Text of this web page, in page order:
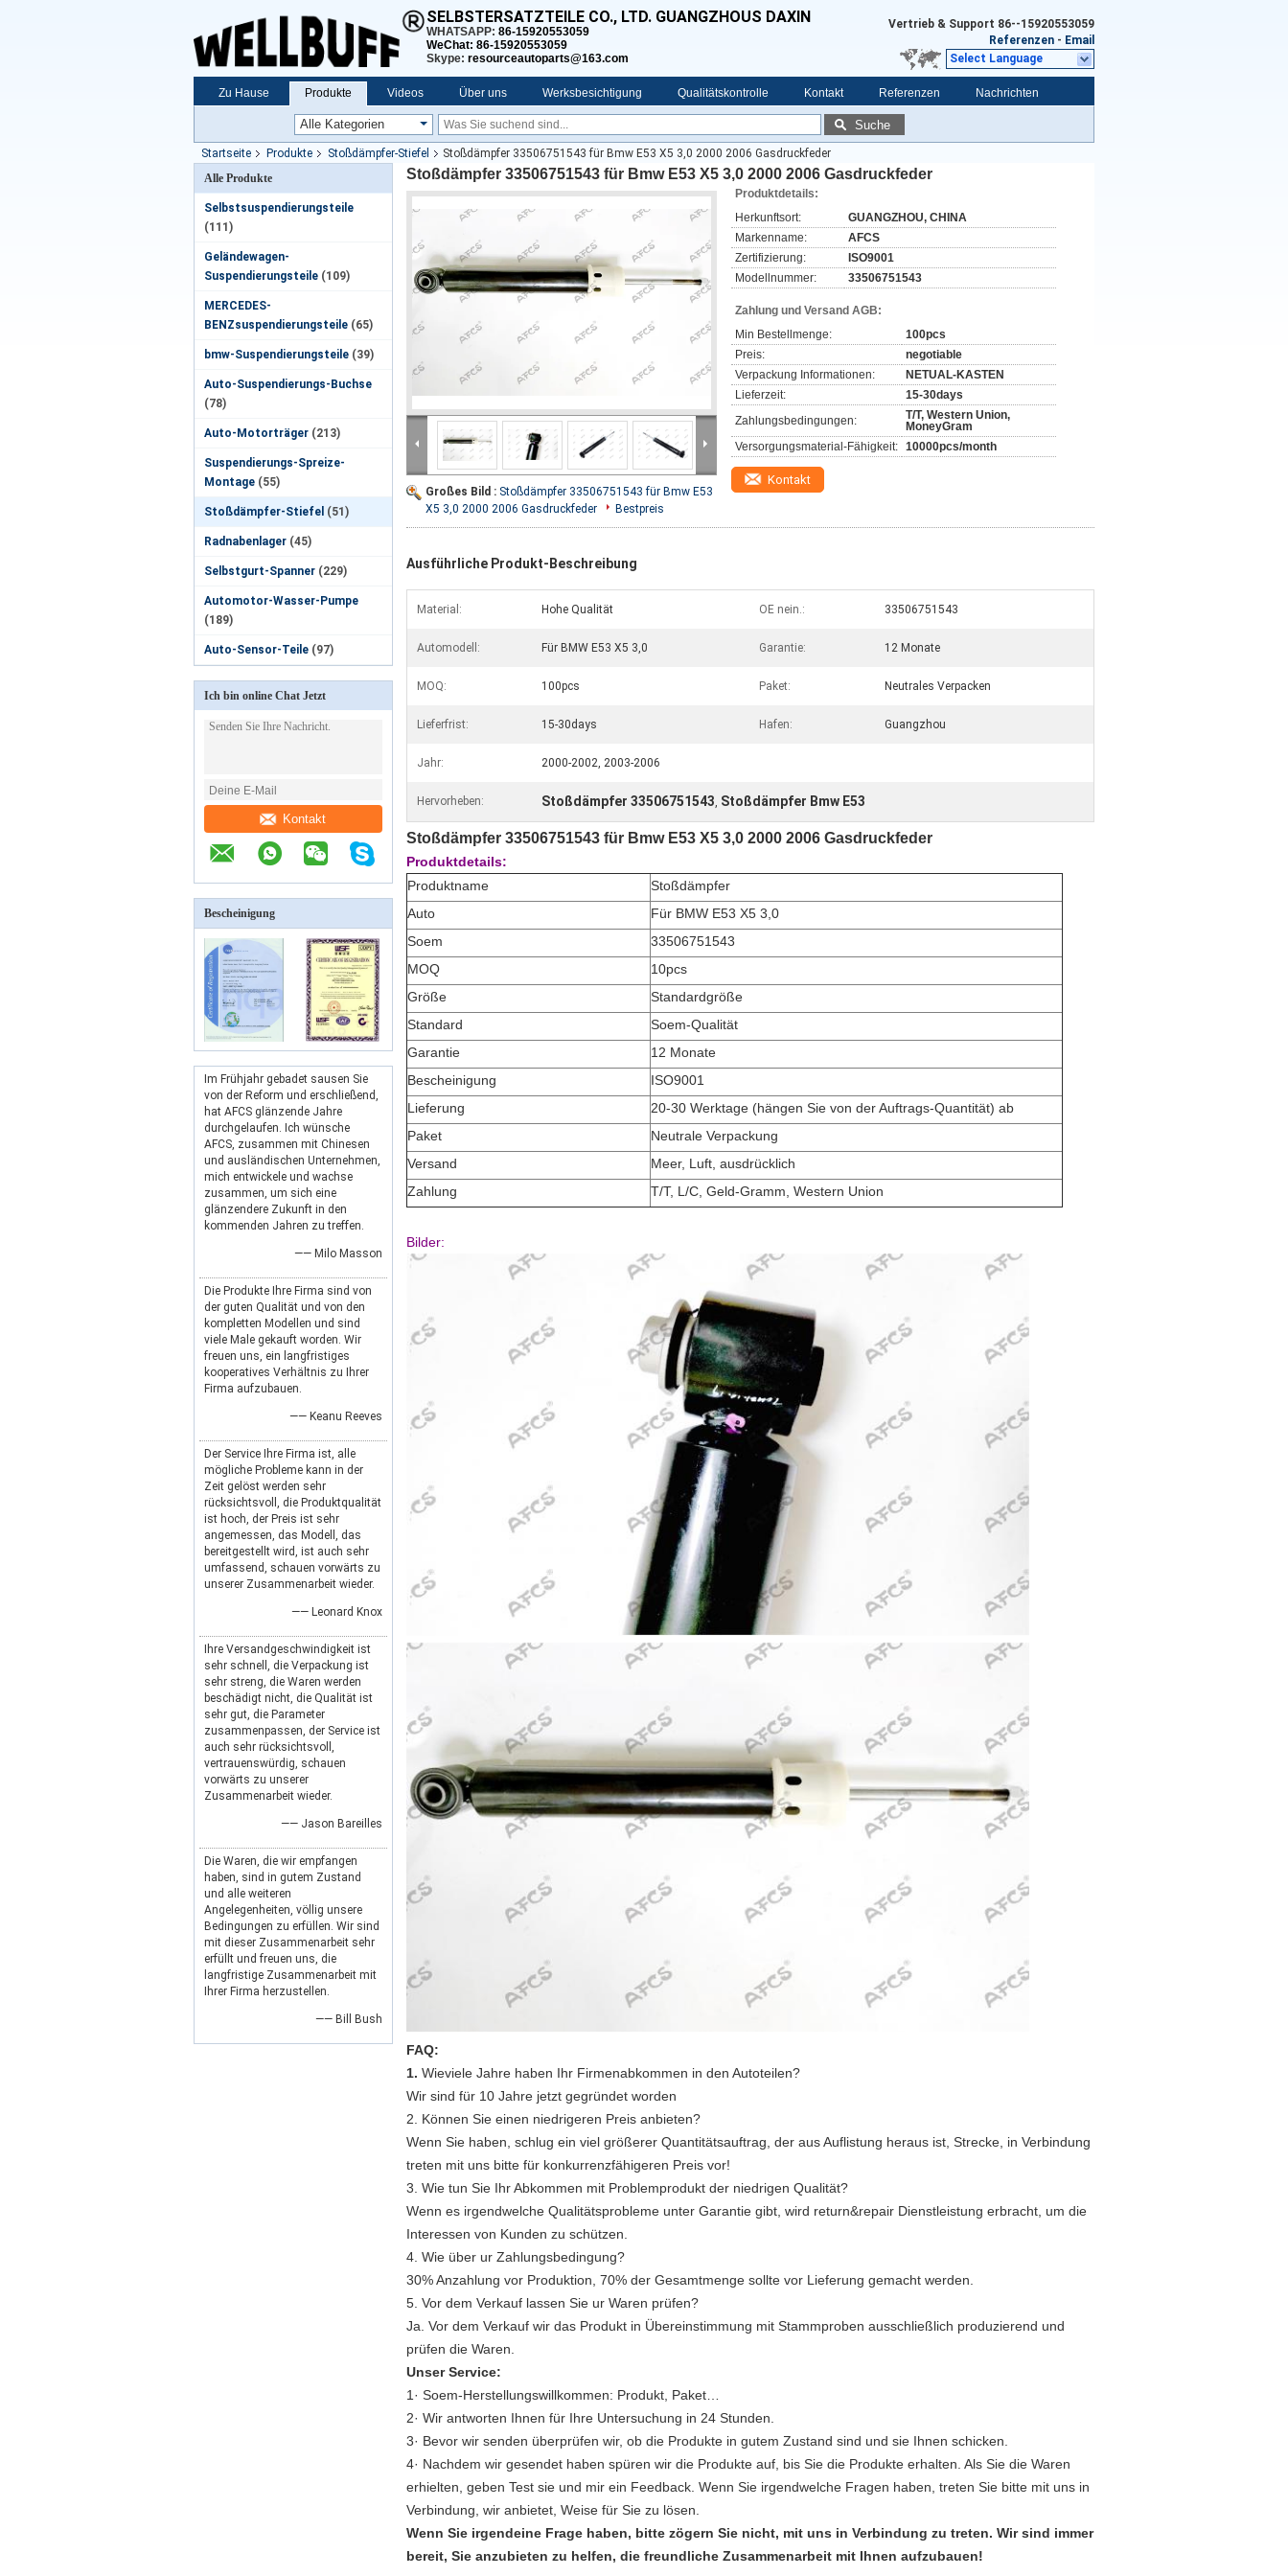
SELBSTERSATZTEILE CO., LTD. GUANGZHOUS DAXIN
WHATSAPP: 86-15920553059
WeChat: 86-15920553059
Skype: resourceautoparts@163.com
Vertrieb & Support 86--15920553059
Referenzen - Email
Select Language
Zu Hause Produkte Videos Über uns Werksbesichtigung Qualitätskontrolle Kontakt Referenzen Nachrichten
Suche
Startseite Produkte Stoßdämpfer-Stiefel
Stoßdämpfer 33506751543 für Bmw E53 X5 3,0 2000 2006 Gasdruckfeder
Alle Produkte
Selbstsuspendierungsteile
(111)
Geländewagen-
Suspendierungsteile (109)
MERCEDES-
BENZsuspendierungsteile (65)
bmw-Suspendierungsteile (39)
Auto-Suspendierungs-Buchse
(78)
Auto-Motorträger (213)
Suspendierungs-Spreize-
Montage (55)
Stoßdämpfer-Stiefel (51)
Radnabenlager (45)
Selbstgurt-Spanner (229)
Automotor-Wasser-Pumpe
(189)
Auto-Sensor-Teile (97)
Ich bin online Chat Jetzt
Kontakt
Bescheinigung
Im Frühjahr gebadet sausen Sie
von der Reform und erschließend,
hat AFCS glänzende Jahre
durchgelaufen. Ich wünsche
AFCS, zusammen mit Chinesen
und ausländischen Unternehmen,
mich entwickele und wachse
zusammen, um sich eine
glänzendere Zukunft in den
kommenden Jahren zu treffen.
—— Milo Masson
Die Produkte Ihre Firma sind von
der guten Qualität und von den
kompletten Modellen und sind
viele Male gekauft worden. Wir
freuen uns, ein langfristiges
kooperatives Verhältnis zu Ihrer
Firma aufzubauen.
—— Keanu Reeves
Der Service Ihre Firma ist, alle
mögliche Probleme kann in der
Zeit gelöst werden sehr
rücksichtsvoll, die Produktqualität
ist hoch, der Preis ist sehr
angemessen, das Modell, das
bereitgestellt wird, ist auch sehr
umfassend, schauen vorwärts zu
unserer Zusammenarbeit wieder.
—— Leonard Knox
Ihre Versandgeschwindigkeit ist
sehr schnell, die Verpackung ist
sehr streng, die Waren werden
beschädigt nicht, die Qualität ist
sehr gut, die Parameter
zusammenpassen, der Service ist
auch sehr rücksichtsvoll,
vertrauenswürdig, schauen
vorwärts zu unserer
Zusammenarbeit wieder.
—— Jason Bareilles
Die Waren, die wir empfangen
haben, sind in gutem Zustand
und alle weiteren
Angelegenheiten, völlig unsere
Bedingungen zu erfüllen. Wir sind
mit dieser Zusammenarbeit sehr
erfüllt und freuen uns, die
langfristige Zusammenarbeit mit
Ihrer Firma herzustellen.
—— Bill Bush
Stoßdämpfer 33506751543 für Bmw E53 X5 3,0 2000 2006 Gasdruckfeder
Großes Bild : Stoßdämpfer 33506751543 für Bmw E53
X5 3,0 2000 2006 Gasdruckfeder
Bestpreis
Produktdetails:
Herkunftsort:
GUANGZHOU, CHINA
Markenname:
AFCS
Zertifizierung:
ISO9001
Modellnummer:
33506751543
Zahlung und Versand AGB:
Min Bestellmenge:
100pcs
Preis:
negotiable
Verpackung Informationen:
NETUAL-KASTEN
Lieferzeit:
15-30days
Zahlungsbedingungen:
T/T, Western Union,
MoneyGram
Versorgungsmaterial-Fähigkeit: 10000pcs/month
Kontakt
Ausführliche Produkt-Beschreibung
Material: Hohe Qualität OE nein.: 33506751543
Automodell: Für BMW E53 X5 3,0 Garantie: 12 Monate
MOQ: 100pcs Paket: Neutrales Verpacken
Lieferfrist: 15-30days Hafen: Guangzhou
Jahr: 2000-2002, 2003-2006
Hervorheben: Stoßdämpfer 33506751543, Stoßdämpfer Bmw E53
Stoßdämpfer 33506751543 für Bmw E53 X5 3,0 2000 2006 Gasdruckfeder
Produktdetails:
Produktname
Stoßdämpfer
Auto
Für BMW E53 X5 3,0
Soem
33506751543
MOQ
10pcs
Größe
Standardgröße
Standard
Soem-Qualität
Garantie
12 Monate
Bescheinigung
ISO9001
Lieferung
20-30 Werktage (hängen Sie von der Auftrags-Quantität) ab
Paket
Neutrale Verpackung
Versand
Meer, Luft, ausdrücklich
Zahlung
T/T, L/C, Geld-Gramm, Western Union
Bilder:
FAQ:
1. Wieviele Jahre haben Ihr Firmenabkommen in den Autoteilen?
Wir sind für 10 Jahre jetzt gegründet worden
2. Können Sie einen niedrigeren Preis anbieten?
Wenn Sie haben, schlug ein viel größerer Quantitätsauftrag, der aus Auflistung heraus ist, Strecke, in Verbindung
treten mit uns bitte für konkurrenzfähigeren Preis vor!
3. Wie tun Sie Ihr Abkommen mit Problemprodukt der niedrigen Qualität?
Wenn es irgendwelche Qualitätsprobleme unter Garantie gibt, wird return&repair Dienstleistung erbracht, um die
Interessen von Kunden zu schützen.
4. Wie über ur Zahlungsbedingung?
30% Anzahlung vor Produktion, 70% der Gesamtmenge sollte vor Lieferung gemacht werden.
5. Vor dem Verkauf lassen Sie ur Waren prüfen?
Ja. Vor dem Verkauf wir das Produkt in Übereinstimmung mit Stammproben ausschließlich produzierend und
prüfen die Waren.
Unser Service:
1· Soem-Herstellungswillkommen: Produkt, Paket…
2· Wir antworten Ihnen für Ihre Untersuchung in 24 Stunden.
3· Bevor wir senden überprüfen wir, ob die Produkte in gutem Zustand sind und sie Ihnen schicken.
4· Nachdem wir gesendet haben spüren wir die Produkte auf, bis Sie die Produkte erhalten. Als Sie die Waren
erhielten, geben Test sie und mir ein Feedback. Wenn Sie irgendwelche Fragen haben, treten Sie bitte mit uns in
Verbindung, wir anbietet, Weise für Sie zu lösen.
Wenn Sie irgendeine Frage haben, bitte zögern Sie nicht, mit uns in Verbindung zu treten. Wir sind immer
bereit, Sie anzubieten zu helfen, die freundliche Zusammenarbeit mit Ihnen aufzubauen!